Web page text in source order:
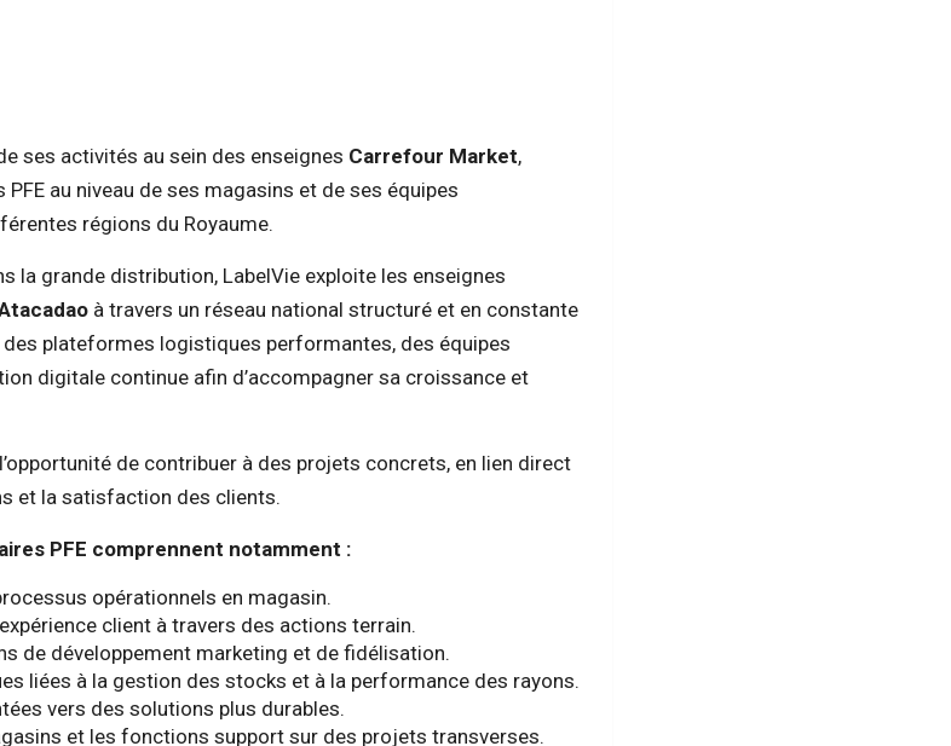
ses activités au sein des enseignes Carrefour Market,
au niveau de ses magasins et de ses équipes
régions du Royaume.
la grande distribution, LabelVie exploite les enseignes
à travers un réseau national structuré et en constante
des plateformes logistiques performantes, des équipes
digitale continue afin d’accompagner sa croissance et
de contribuer à des projets concrets, en lien direct
et la satisfaction des clients.
PFE comprennent notamment :
opérationnels en magasin.
client à travers des actions terrain.
de développement marketing et de fidélisation.
liées à la gestion des stocks et à la performance des rayons.
vers des solutions plus durables.
et les fonctions support sur des projets transverses.